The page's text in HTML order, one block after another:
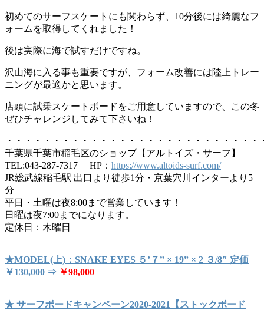
初めてのサーフスケートにも関わらず、10分後には綺麗なフ
ォームを取得してくれました！
後は実際に海で試すだけですね。
沢山海に入る事も重要ですが、フォーム改善には陸上トレー
ニングが最適かと思います。
店頭に試乗スケートボードをご用意していますので、この冬
ぜひチャレンジしてみて下さいね！
・・・・・・・・・・・・・・・・・・・・・・・・・・
千葉県千葉市稲毛区のショップ【アルトイズ・サーフ】
TEL:043-287-7317 HP： https://www.altoids-surf.com/
JR総武線稲毛駅 出口より徒歩1分・京葉穴川インターより5
分
平日・土曜は夜8:00まで営業しています！
日曜は夜7:00までになります。
定休日：木曜日
★MODEL(上)：SNAKE EYES ５’７” × 19” × 2 ３/8″ 定価
￥130,000 ⇒ ￥98,000
★ サーフボードキャンペーン2020-2021【ストックボード